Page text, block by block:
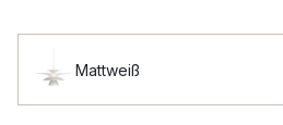
Mattweiß